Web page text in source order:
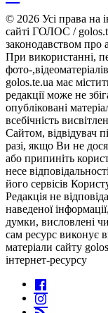
© 2026 Усі права на
сайті ГОЛОС /
законодавством про
При використанні,
фото-
golos.te.ua має
редакції може не
опубліковані
всебічність
Сайтом, відвідувач
разі, якщо Ви не
або припиніть
несе
його сервісів
Редакція не
наведеної
думки, висловлені
сам ресурс виконує
матеріали сайту
інтернет-ресурсу